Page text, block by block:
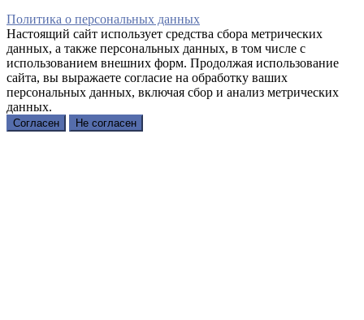
Политика о персональных данных
Настоящий сайт использует средства сбора метрических
данных, а также персональных данных, в том числе с
использованием внешних форм. Продолжая использование
сайта, вы выражаете согласие на обработку ваших
персональных данных, включая сбор и анализ метрических
данных.
Согласен Не согласен